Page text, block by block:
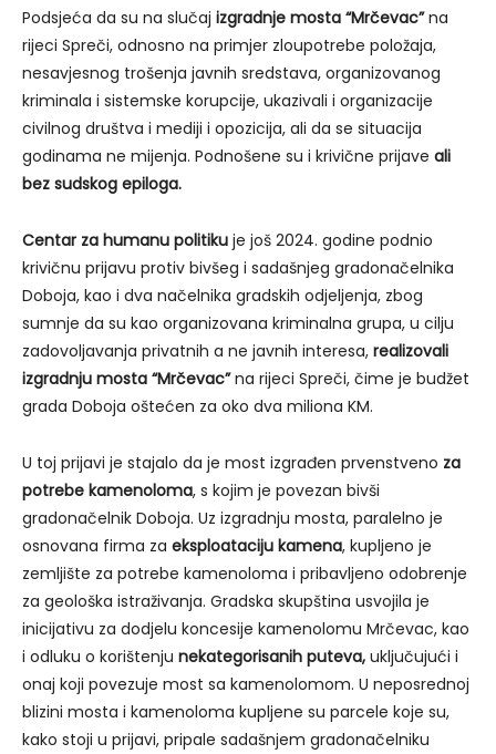
Podsjeća da su na slučaj izgradnje mosta “Mrčevac”na
rijeci Spreči, odnosno na primjer zloupotrebe položaja,
nesavjesnog trošenja javnih sredstava, organizovanog
kriminala i sistemske korupcije, ukazivali i organizacije
civilnog društva i mediji i opozicija, ali da se situacija
godinama ne mijenja. Podnošene su i krivične prijave ali
bez sudskog epiloga.
Centar za humanu politiku je još 2024. godine podnio
krivičnu prijavu protiv bivšeg i sadašnjeg gradonačelnika
Doboja, kao i dva načelnika gradskih odjeljenja, zbog
sumnje da su kao organizovana kriminalna grupa, u cilju
zadovoljavanja privatnih a ne javnih interesa, realizovali
izgradnju mosta “Mrčevac”na rijeci Spreči, čime je budžet
grada Doboja oštećen za oko dva miliona KM.
U toj prijavi je stajalo da je most izgrađen prvenstveno za
potrebe kamenoloma, s kojim je povezan bivši
gradonačelnik Doboja. Uz izgradnju mosta, paralelno je
osnovana firma za eksploataciju kamena, kupljeno je
zemljište za potrebe kamenoloma i pribavljeno odobrenje
za geološka istraživanja. Gradska skupština usvojila je
inicijativu za dodjelu koncesije kamenolomu Mrčevac, kao
i odluku o korištenju nekategorisanih puteva, uključujući i
onaj koji povezuje most sa kamenolomom. U neposrednoj
blizini mosta i kamenoloma kupljene su parcele koje su,
kako stoji u prijavi, pripale sadašnjem gradonačelniku